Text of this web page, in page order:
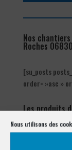
Nous utilisons des
Nos
Roches 06830
[su_posts
order= »asc »
Les produits